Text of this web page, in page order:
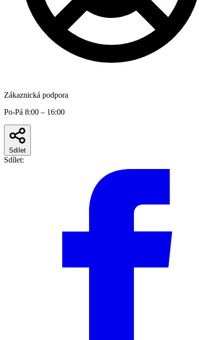
Zákaznická podpora
Po-Pá 8:00 – 16:00
Sdílet
Sdílet: